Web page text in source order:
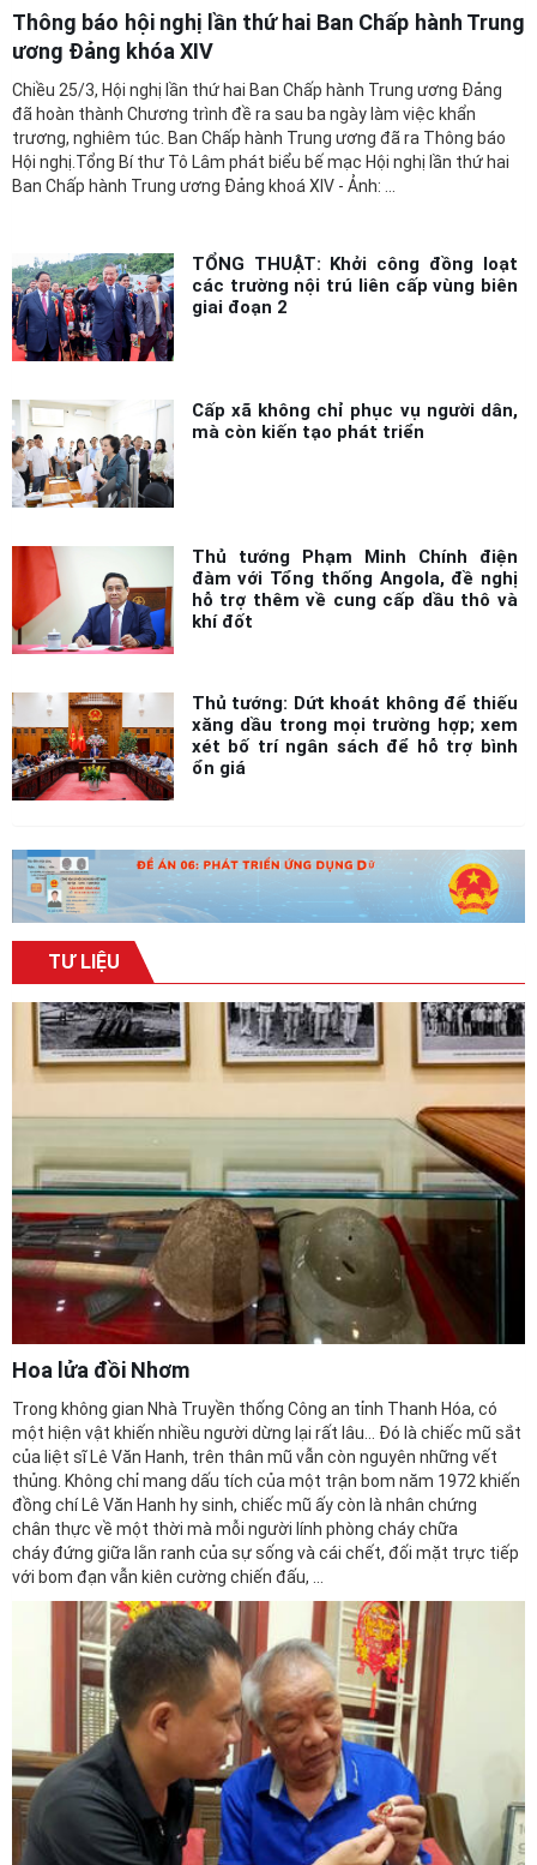
Thông báo hội nghị lần thứ hai Ban Chấp hành Trung
ương Đảng khóa XIV
Chiều 25/3, Hội nghị lần thứ hai Ban Chấp hành Trung ương Đảng
đã hoàn thành Chương trình đề ra sau ba ngày làm việc khẩn
trương, nghiêm túc. Ban Chấp hành Trung ương đã ra Thông báo
Hội nghị.Tổng Bí thư Tô Lâm phát biểu bế mạc Hội nghị lần thứ hai
Ban Chấp hành Trung ương Đảng khoá XIV - Ảnh: ...
TỔNG THUẬT: Khởi công đồng loạt
các trường nội trú liên cấp vùng biên
giai đoạn 2
Cấp xã không chỉ phục vụ người dân,
mà còn kiến tạo phát triển
Thủ tướng Phạm Minh Chính điện
đàm với Tổng thống Angola, đề nghị
hỗ trợ thêm về cung cấp dầu thô và
khí đốt
Thủ tướng: Dứt khoát không để thiếu
xăng dầu trong mọi trường hợp; xem
xét bố trí ngân sách để hỗ trợ bình
ổn giá
TƯ LIỆU
Hoa lửa đồi Nhơm
Trong không gian Nhà Truyền thống Công an tỉnh Thanh Hóa, có
một hiện vật khiến nhiều người dừng lại rất lâu... Đó là chiếc mũ sắt
của liệt sĩ Lê Văn Hanh, trên thân mũ vẫn còn nguyên những vết
thủng. Không chỉ mang dấu tích của một trận bom năm 1972 khiến
đồng chí Lê Văn Hanh hy sinh, chiếc mũ ấy còn là nhân chứng
chân thực về một thời mà mỗi người lính phòng cháy chữa
cháy đứng giữa lằn ranh của sự sống và cái chết, đối mặt trực tiếp
với bom đạn vẫn kiên cường chiến đấu, ...